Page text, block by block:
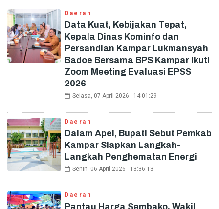
Daerah
Data Kuat, Kebijakan Tepat,
Kepala Dinas Kominfo dan
Persandian Kampar Lukmansyah
Badoe Bersama BPS Kampar Ikuti
Zoom Meeting Evaluasi EPSS
2026
Selasa, 07 April 2026 - 14:01:29
Daerah
Dalam Apel, Bupati Sebut Pemkab
Kampar Siapkan Langkah-
Langkah Penghematan Energi
Senin, 06 April 2026 - 13:36:13
Daerah
Pantau Harga Sembako, Wakil